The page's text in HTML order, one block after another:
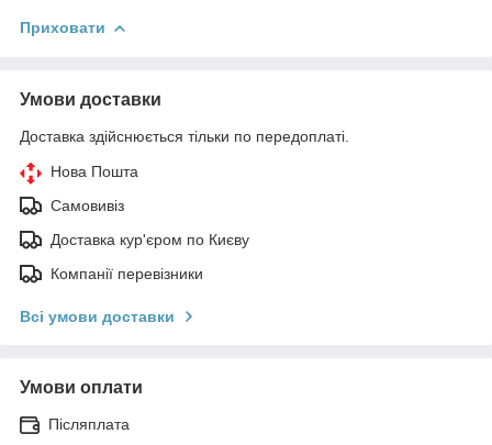
Приховати
Умови доставки
Доставка здійснюється тільки по передоплаті.
Нова Пошта
Самовивіз
Доставка кур'єром по Києву
Компанії перевізники
Всі умови доставки
Умови оплати
Післяплата